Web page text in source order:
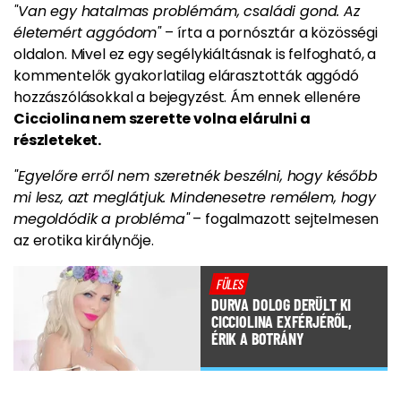
"Van egy hatalmas problémám, családi gond. Az
életemért aggódom"– írta a pornósztár a közösségi
oldalon. Mivel ez egy segélykiáltásnak is felfogható, a
kommentelők gyakorlatilag elárasztották aggódó
hozzászólásokkal a bejegyzést. Ám ennek ellenére
Cicciolina nem szerette volna elárulni a
részleteket.
"Egyelőre erről nem szeretnék beszélni, hogy később
mi lesz, azt meglátjuk. Mindenesetre remélem, hogy
megoldódik a probléma"– fogalmazott sejtelmesen
az erotika királynője.
FÜLES
DURVA DOLOG DERÜLT KI
CICCIOLINA EXFÉRJÉRŐL,
ÉRIK A BOTRÁNY